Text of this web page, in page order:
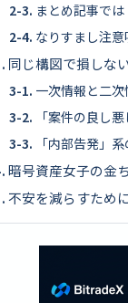
まとめ記事で
なりすまし注
同じ構図で損しな
一次情報と二
「案件の良し
「内部告発」
暗号資産女子の金
不安を減らすため